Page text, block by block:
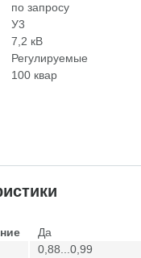
по запросу
У3
7,2 кВ
Регулируемые
100 квар
Да
0,88...0,99